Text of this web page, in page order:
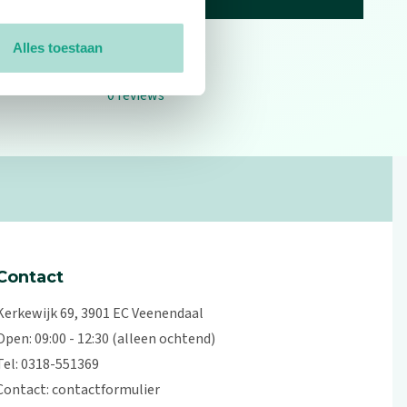
Alles toestaan
0reviews
69, 3901 EC Veenendaal
09:00 - 12:30 (alleen ochtend)
0318-551369
contactformulier